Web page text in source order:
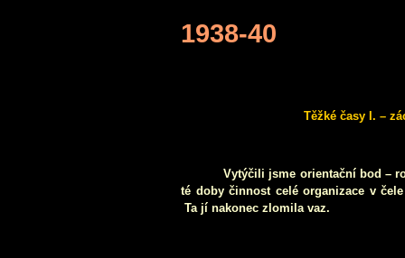
1938-40
Těžké časy I. –
Vytýčili jsme orientační bod –
té doby činnost celé organizace v
Ta jí nakonec zlomila vaz.